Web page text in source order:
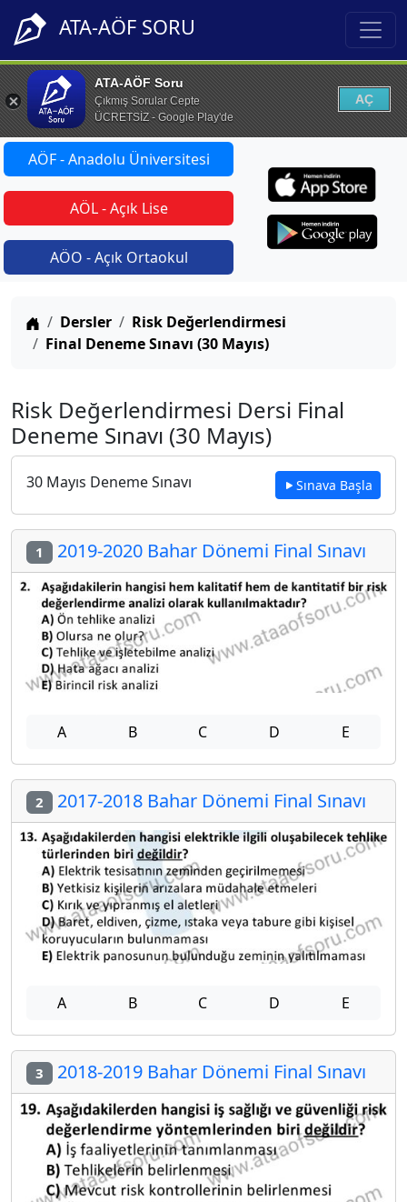
ATA-AÖF SORU
ATA-AÖF Soru
Çıkmış Sorular Cepte
ÜCRETSİZ - Google Play'de
AÇ
AÖF - Anadolu Üniversitesi
AÖL - Açık Lise
AÖO - Açık Ortaokul
Anasayfa
Dersler
Risk Değerlendirmesi
Final Deneme Sınavı (30 Mayıs)
Risk Değerlendirmesi Dersi Final
Deneme Sınavı (30 Mayıs)
30 Mayıs Deneme Sınavı Sınava Başla
1 2019-2020 Bahar Dönemi Final Sınavı
A B C D E
2 2017-2018 Bahar Dönemi Final Sınavı
A B C D E
3 2018-2019 Bahar Dönemi Final Sınavı